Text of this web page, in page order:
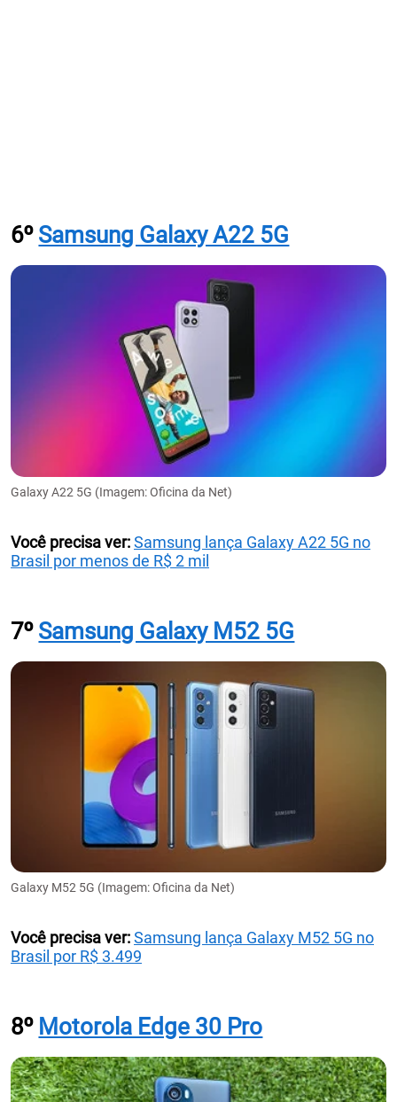
6º Samsung Galaxy A22 5G
Galaxy A22 5G (Imagem: Oficina da Net)
Você precisa ver:Samsung lança Galaxy A22 5G no
Brasil por menos de R$ 2 mil
7º Samsung Galaxy M52 5G
Galaxy M52 5G (Imagem: Oficina da Net)
Você precisa ver:Samsung lança Galaxy M52 5G no
Brasil por R$ 3.499
8º Motorola Edge 30 Pro